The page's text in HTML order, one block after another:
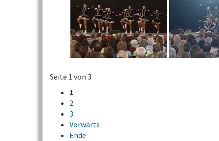
Seite 1 von 3
1
2
3
Vorwärts
Ende